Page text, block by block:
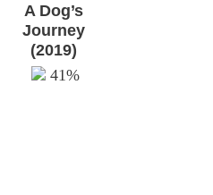
A Dog’s
Journey
(2019)
41%